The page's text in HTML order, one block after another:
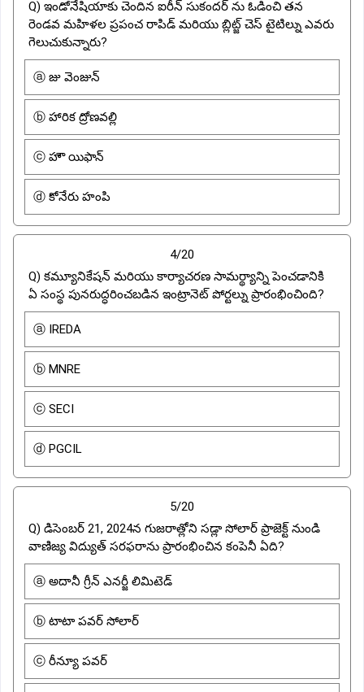
Q) ఇండోనేషియాకు చెందిన ఐరీన్ సుకందర్ ను ఓడించి తన
రెండవ మహిళల ప్రపంచ రాపిడ్ మరియు బ్లిట్జ్ చెస్ టైటిల్ను ఎవరు
గెలుచుకున్నారు?
ⓐ జు వెంజున్
ⓑ హారిక ద్రోణవల్లి
ⓒ హౌ యిఫాన్
ⓓ కోనేరు హంపి
4/20
Q) కమ్యూనికేషన్ మరియు కార్యాచరణ సామర్థ్యాన్ని పెంచడానికి
ఏ సంస్థ పునరుద్ధరించబడిన ఇంట్రానెట్ పోర్టల్ను ప్రారంభించింది?
ⓐ IREDA
ⓑ MNRE
ⓒ SECI
ⓓ PGCIL
5/20
Q) డిసెంబర్ 21, 2024న గుజరాత్లోని సడ్లా సోలార్ ప్రాజెక్ట్ నుండి
వాణిజ్య విద్యుత్ సరఫరాను ప్రారంభించిన కంపెనీ ఏది?
ⓐ అదానీ గ్రీన్ ఎనర్జీ లిమిటెడ్
ⓑ టాటా పవర్ సోలార్
ⓒ రీన్యూ పవర్